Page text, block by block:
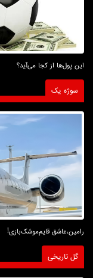
این پول‌ها از کجا می‌آید؟
سوژه یک
رامین،عاشق قایم‌موشک‌بازی!
گل تاریخی